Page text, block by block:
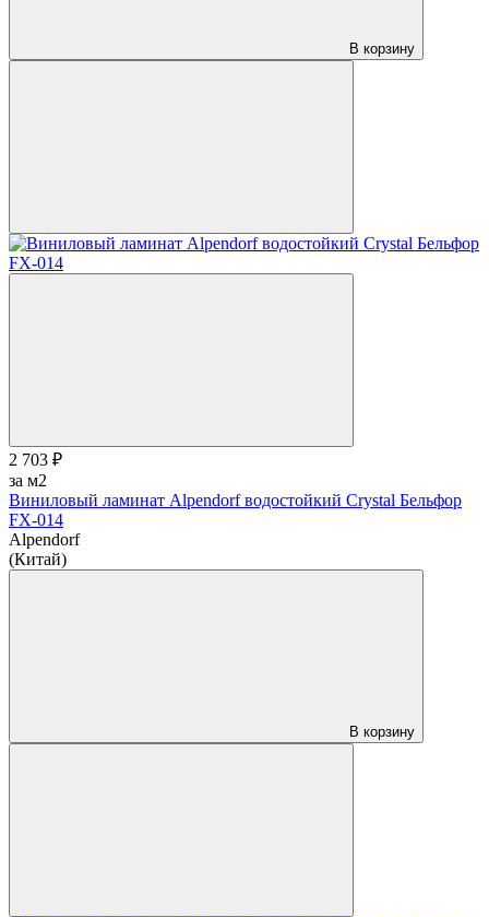
В корзину
2 703 ₽
за м2
Виниловый ламинат Alpendorf водостойкий Crystal Бельфор
FX-014
Alpendorf
(Китай)
В корзину